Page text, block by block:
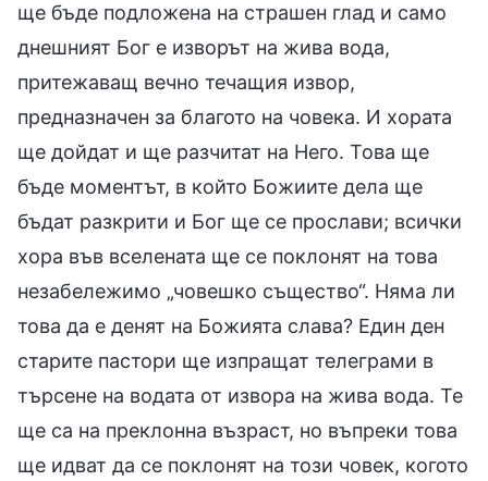
ще бъде подложена на страшен глад и само
днешният Бог е изворът на жива вода,
притежаващ вечно течащия извор,
предназначен за благото на човека. И хората
ще дойдат и ще разчитат на Него. Това ще
бъде моментът, в който Божиите дела ще
бъдат разкрити и Бог ще се прослави; всички
хора във вселената ще се поклонят на това
незабележимо „човешко същество“. Няма ли
това да е денят на Божията слава? Един ден
старите пастори ще изпращат телеграми в
търсене на водата от извора на жива вода. Те
ще са на преклонна възраст, но въпреки това
ще идват да се поклонят на този човек, когото